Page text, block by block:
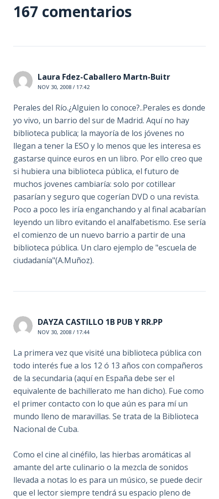
167 comentarios
Laura Fdez-Caballero Martn-Buitr
NOV 30, 2008 / 17:42
Perales del Río.¿Alguien lo conoce?..Perales es donde
yo vivo, un barrio del sur de Madrid. Aquí no hay
biblioteca publica; la mayoría de los jóvenes no
llegan a tener la ESO y lo menos que les interesa es
gastarse quince euros en un libro. Por ello creo que
si hubiera una biblioteca pública, el futuro de
muchos jovenes cambiaría: solo por cotillear
pasarían y seguro que cogerían DVD o una revista.
Poco a poco les iría enganchando y al final acabarían
leyendo un libro evitando el analfabetismo. Ese sería
el comienzo de un nuevo barrio a partir de una
biblioteca pública. Un claro ejemplo de "escuela de
ciudadanía"(A.Muñoz).
DAYZA CASTILLO 1B PUB Y RR.PP
NOV 30, 2008 / 17:44
La primera vez que visité una biblioteca pública con
todo interés fue a los 12 ó 13 años con compañeros
de la secundaria (aquí en España debe ser el
equivalente de bachillerato me han dicho). Fue como
el primer contacto con lo que aún es para mí un
mundo lleno de maravillas. Se trata de la Biblioteca
Nacional de Cuba.
Como el cine al cinéfilo, las hierbas aromáticas al
amante del arte culinario o la mezcla de sonidos
llevada a notas lo es para un músico, se puede decir
que el lector siempre tendrá su espacio pleno de